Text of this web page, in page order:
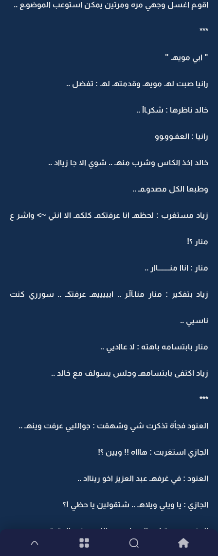
اقوـم اغسل وجهي مره ومرتين يمكن استوعب الموضوـع ..
***
" ابي مويهـ "
رانيا صبت لهـ مويهـ وقدمتهـ لهـ : تفضل ..
خالد ناظرها : شكرـآآ ..
رانيا : العفـووـوو
خالد اخذ الكاس وشرب منهـ .. شوي الا جا زيااد ..
وطبعا الكل مصدوـمـ ..
زياد مستغرب : لحظهـ انا عرفتكمـ كلكمـ الا انتي ~> واشر ع
منار ؟!
منار : اناا منــــــــاار ..
زياد بتفكير : منار مناـآآـر .. ايييييهـ عرفتكـ .. سورري كنت
ناسيي ..
منار بابتسامه باهته : لا عااديي ..
زياد اكتفى بابتسامهـ وجلس يسولف مع خالد ..
***
العنود فجأة تذكرت شي وشهقت : جوالليي عرفت وينهـ ..
الجازي استغربت : هاااه !! ويين ؟!
العنود : في غرفهـ عبد العزيز اخو رينااد ..
الجازي : يا ويلي ويلاهـ .. شتقولين يا حظي !؟
العنود وهي تركب السيارهـ : واللهـ هذهـ الحقيقهـ ..